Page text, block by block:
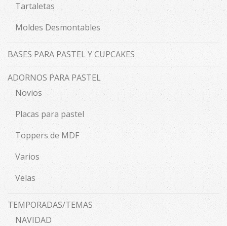
Tartaletas
Moldes Desmontables
BASES PARA PASTEL Y CUPCAKES
ADORNOS PARA PASTEL
Novios
Placas para pastel
Toppers de MDF
Varios
Velas
TEMPORADAS/TEMAS
NAVIDAD